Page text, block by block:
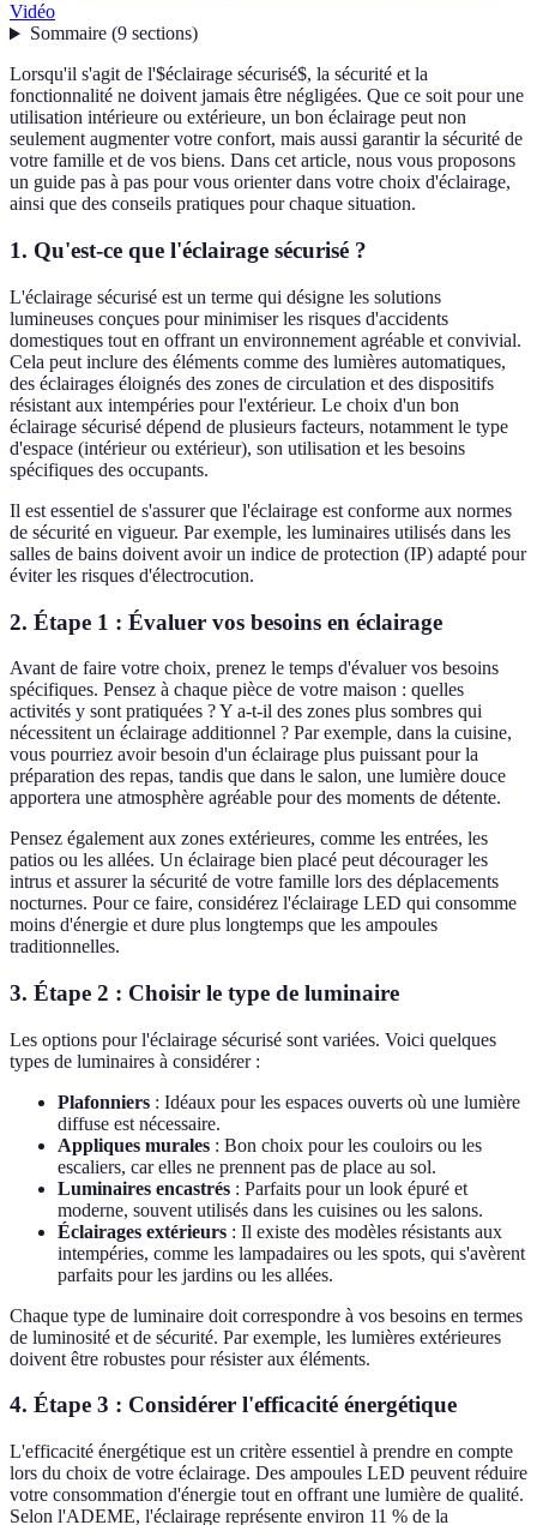
Vidéo
Sommaire(9 sections)
Lorsqu'il s'agit de l'$éclairage sécurisé$, la sécurité et la
fonctionnalité ne doivent jamais être négligées. Que ce soit pour une
utilisation intérieure ou extérieure, un bon éclairage peut non
seulement augmenter votre confort, mais aussi garantir la sécurité de
votre famille et de vos biens. Dans cet article, nous vous proposons
un guide pas à pas pour vous orienter dans votre choix d'éclairage,
ainsi que des conseils pratiques pour chaque situation.
1. Qu'est-ce que l'éclairage sécurisé ?
L'éclairage sécurisé est un terme qui désigne les solutions
lumineuses conçues pour minimiser les risques d'accidents
domestiques tout en offrant un environnement agréable et convivial.
Cela peut inclure des éléments comme des lumières automatiques,
des éclairages éloignés des zones de circulation et des dispositifs
résistant aux intempéries pour l'extérieur. Le choix d'un bon
éclairage sécurisé dépend de plusieurs facteurs, notamment le type
d'espace (intérieur ou extérieur), son utilisation et les besoins
spécifiques des occupants.
Il est essentiel de s'assurer que l'éclairage est conforme aux normes
de sécurité en vigueur. Par exemple, les luminaires utilisés dans les
salles de bains doivent avoir un indice de protection (IP) adapté pour
éviter les risques d'électrocution.
2. Étape 1 : Évaluer vos besoins en éclairage
Avant de faire votre choix, prenez le temps d'évaluer vos besoins
spécifiques. Pensez à chaque pièce de votre maison : quelles
activités y sont pratiquées ? Y a-t-il des zones plus sombres qui
nécessitent un éclairage additionnel ? Par exemple, dans la cuisine,
vous pourriez avoir besoin d'un éclairage plus puissant pour la
préparation des repas, tandis que dans le salon, une lumière douce
apportera une atmosphère agréable pour des moments de détente.
Pensez également aux zones extérieures, comme les entrées, les
patios ou les allées. Un éclairage bien placé peut décourager les
intrus et assurer la sécurité de votre famille lors des déplacements
nocturnes. Pour ce faire, considérez l'éclairage LED qui consomme
moins d'énergie et dure plus longtemps que les ampoules
traditionnelles.
3. Étape 2 : Choisir le type de luminaire
Les options pour l'éclairage sécurisé sont variées. Voici quelques
types de luminaires à considérer :
Plafonniers : Idéaux pour les espaces ouverts où une lumière
diffuse est nécessaire.
Appliques murales : Bon choix pour les couloirs ou les
escaliers, car elles ne prennent pas de place au sol.
Luminaires encastrés : Parfaits pour un look épuré et
moderne, souvent utilisés dans les cuisines ou les salons.
Éclairages extérieurs : Il existe des modèles résistants aux
intempéries, comme les lampadaires ou les spots, qui s'avèrent
parfaits pour les jardins ou les allées.
Chaque type de luminaire doit correspondre à vos besoins en termes
de luminosité et de sécurité. Par exemple, les lumières extérieures
doivent être robustes pour résister aux éléments.
4. Étape 3 : Considérer l'efficacité énergétique
L'efficacité énergétique est un critère essentiel à prendre en compte
lors du choix de votre éclairage. Des ampoules LED peuvent réduire
votre consommation d'énergie tout en offrant une lumière de qualité.
Selon l'ADEME, l'éclairage représente environ 11 % de la